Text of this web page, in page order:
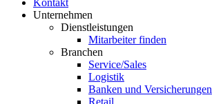
Kontakt
Unternehmen
Dienstleistungen
Mitarbeiter finden
Branchen
Service/Sales
Logistik
Banken und Versicherungen
Retail